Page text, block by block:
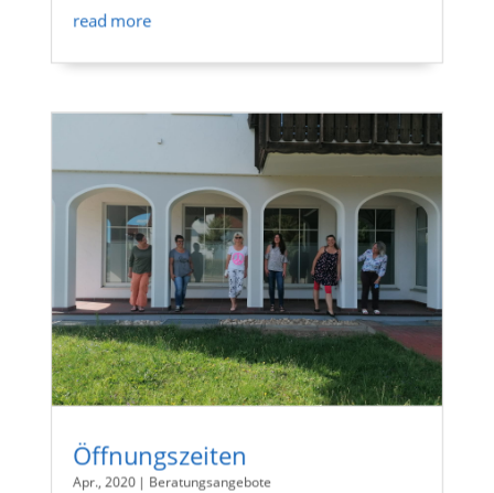
read more
Öffnungszeiten
Apr., 2020| Beratungsangebote